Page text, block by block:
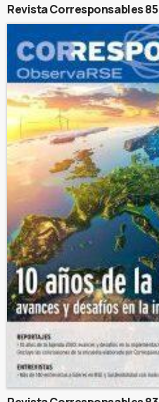
Revista Corresponsables 85